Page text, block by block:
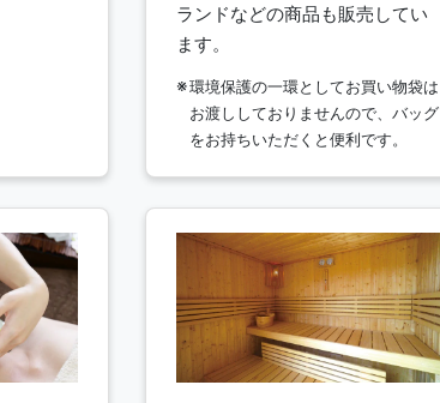
ランドなどの商品も販売してい
ます。
環境保護の一環としてお買い物袋は
お渡ししておりませんので、バッグ
をお持ちいただくと便利です。